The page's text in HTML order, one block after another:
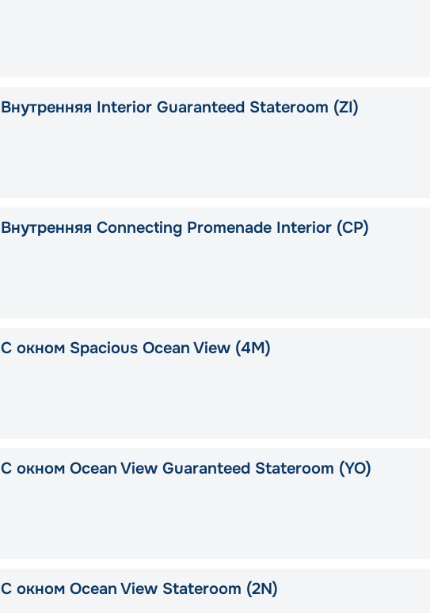
Внутренняя Interior Guaranteed Stateroom (ZI)
Внутренняя Connecting Promenade Interior (CP)
С окном Spacious Ocean View (4M)
С окном Ocean View Guaranteed Stateroom (YO)
С окном Ocean View Stateroom (2N)